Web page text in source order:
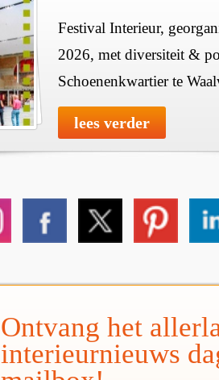
Festival Interieur,
2026, met diversiteit &
Schoenenkwartier te
lees verder
Ontvang het
interieurnieuws